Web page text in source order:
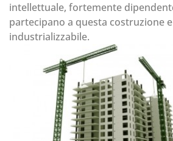
intellettuale, fortemente
partecipano a questa costruzione
industrializzabile.